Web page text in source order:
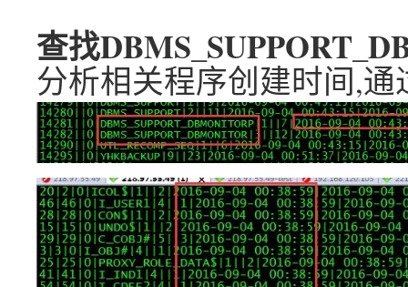
查找
分析相关程序创建时间,通